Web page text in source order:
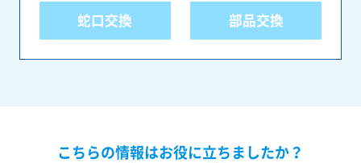
蛇口交換 部品交換
こちらの情報はお役に立ちましたか？